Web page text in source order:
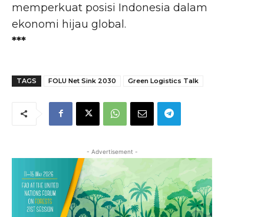
memperkuat posisi Indonesia dalam
ekonomi hijau global.
***
TAGS FOLU Net Sink 2030 Green Logistics Talk
- Advertisement -